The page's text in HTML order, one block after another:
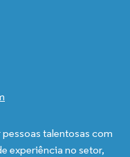
talentosas com
experiência no setor,